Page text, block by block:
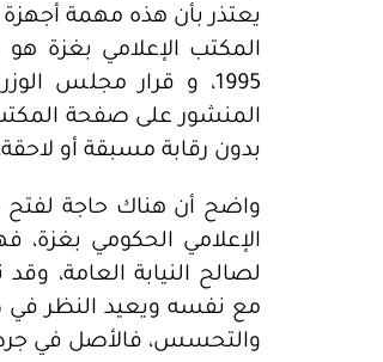
يعتذر بأن هذه مهمة
المكتب الإعلامي بغزة هو
المنشور على صفحة المكتب
بدون رقابة مسبقة أو
واضح أن هناك حاجة لفتح
الإعلامي الحكومي بغزة،
لصالح النيابة العامة،
مع نفسه ويعيد النظر في
والتحسس، فالأصل في